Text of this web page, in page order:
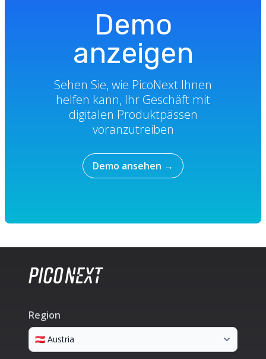
Demo
anzeigen
Sehen Sie, wie PicoNext Ihnen
helfen kann, Ihr Geschäft mit
digitalen Produktpässen
voranzutreiben
Demo ansehen →
Region